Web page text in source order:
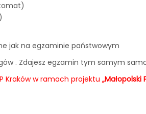
jak na egzaminie państwowym
. Zdajesz egzamin tym samym
Kraków w ramach projektu „Małopolski